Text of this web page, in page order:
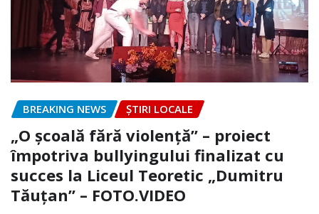
BREAKING NEWS ȘTIRI LOCALE
„O școală fără violență” – proiect
împotriva bullyingului finalizat cu
succes la Liceul Teoretic „Dumitru
Tăuțan” – FOTO.VIDEO